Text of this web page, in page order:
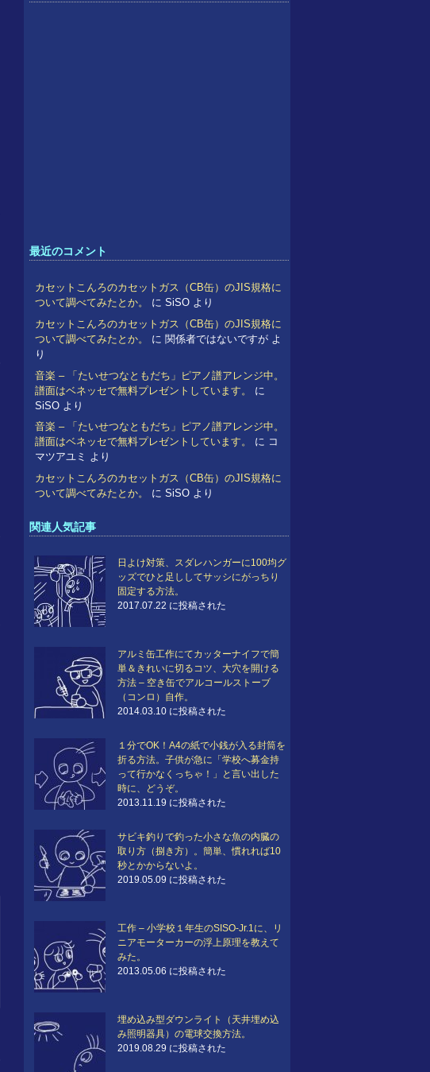
最近のコメント
カセットこんろのカセットガス（CB缶）のJIS規格に
ついて調べてみたとか。
に SiSO より
カセットこんろのカセットガス（CB缶）のJIS規格に
ついて調べてみたとか。
に 関係者ではないですが よ
り
音楽 – 「たいせつなともだち」ピアノ譜アレンジ中。
譜面はベネッセで無料プレゼントしています。
に
SiSO より
音楽 – 「たいせつなともだち」ピアノ譜アレンジ中。
譜面はベネッセで無料プレゼントしています。
に コ
マツアユミ より
カセットこんろのカセットガス（CB缶）のJIS規格に
ついて調べてみたとか。
に SiSO より
関連人気記事
日よけ対策、スダレハンガーに100均グ
ッズでひと足ししてサッシにがっちり
固定する方法。
2017.07.22 に投稿された
アルミ缶工作にてカッターナイフで簡
単＆きれいに切るコツ、大穴を開ける
方法 – 空き缶でアルコールストーブ
（コンロ）自作。
2014.03.10 に投稿された
１分でOK！A4の紙で小銭が入る封筒を
折る方法。子供が急に「学校へ募金持
って行かなくっちゃ！」と言い出した
時に、どうぞ。
2013.11.19 に投稿された
サビキ釣りで釣った小さな魚の内臓の
取り方（捌き方）。簡単、慣れれば10
秒とかからないよ。
2019.05.09 に投稿された
工作 – 小学校１年生のSISO-Jr.1に、リ
ニアモーターカーの浮上原理を教えて
みた。
2013.05.06 に投稿された
埋め込み型ダウンライト（天井埋め込
み照明器具）の電球交換方法。
2019.08.29 に投稿された